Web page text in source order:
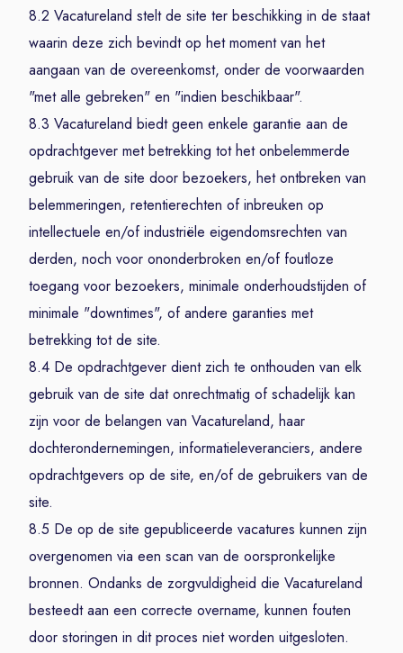
8.2 Vacatureland stelt de site ter beschikking in de staat
waarin deze zich bevindt op het moment van het
aangaan van de overeenkomst, onder de voorwaarden
"met alle gebreken" en "indien beschikbaar".
8.3 Vacatureland biedt geen enkele garantie aan de
opdrachtgever met betrekking tot het onbelemmerde
gebruik van de site door bezoekers, het ontbreken van
belemmeringen, retentierechten of inbreuken op
intellectuele en/of industriële eigendomsrechten van
derden, noch voor ononderbroken en/of foutloze
toegang voor bezoekers, minimale onderhoudstijden of
minimale "downtimes", of andere garanties met
betrekking tot de site.
8.4 De opdrachtgever dient zich te onthouden van elk
gebruik van de site dat onrechtmatig of schadelijk kan
zijn voor de belangen van Vacatureland, haar
dochterondernemingen, informatieleveranciers, andere
opdrachtgevers op de site, en/of de gebruikers van de
site.
8.5 De op de site gepubliceerde vacatures kunnen zijn
overgenomen via een scan van de oorspronkelijke
bronnen. Ondanks de zorgvuldigheid die Vacatureland
besteedt aan een correcte overname, kunnen fouten
door storingen in dit proces niet worden uitgesloten.